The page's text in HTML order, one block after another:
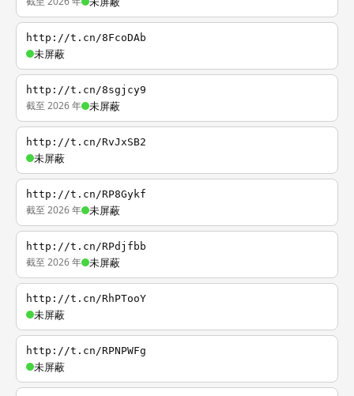
http://t.cn/8FcoDAb
未屏蔽
http://t.cn/8sgjcy9
截至 2026 年 未屏蔽
http://t.cn/RvJxSB2
未屏蔽
http://t.cn/RP8Gykf
截至 2026 年 未屏蔽
http://t.cn/RPdjfbb
截至 2026 年 未屏蔽
http://t.cn/RhPTooY
未屏蔽
http://t.cn/RPNPWFg
未屏蔽